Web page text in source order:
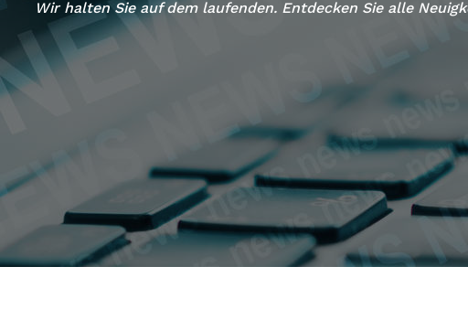
NX Simcenter
Wir halten Sie auf dem laufenden. Entdecken Sie alle